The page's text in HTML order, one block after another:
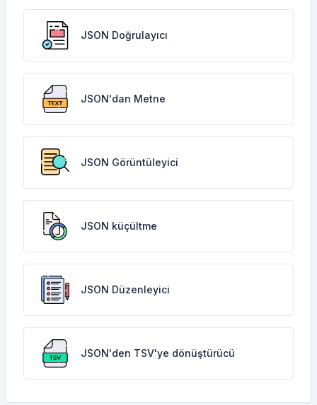
JSON Doğrulayıcı
JSON'dan Metne
JSON Görüntüleyici
JSON küçültme
JSON Düzenleyici
JSON'den TSV'ye dönüştürücü